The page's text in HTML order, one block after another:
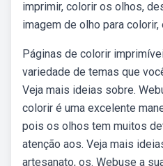
imprimir, colorir os olhos,
imagem de olho para colorir,
Páginas de colorir
variedade de temas que
Veja mais ideias sobre.
colorir é uma excelente
pois os olhos tem muitos
atenção aos. Veja mais
artesanato, os. Webuse a